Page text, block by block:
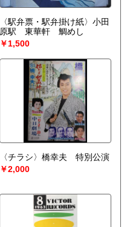
〈駅弁票・駅弁掛け紙〉小田
原駅 東華軒 鯛めし
￥1,500
〈チラシ〉橋幸夫 特別公演
￥2,000